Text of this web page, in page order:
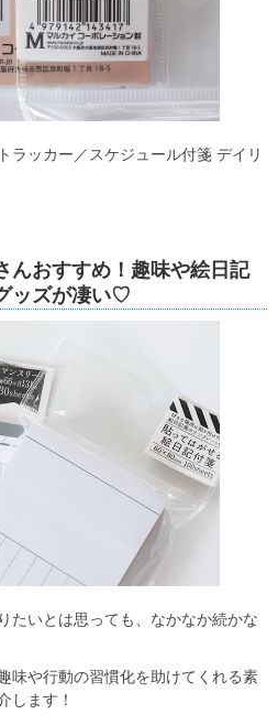
ラッカー／スケジュール付箋 デイリ
んおすすめ！趣味や絵日記
ッズが凄い♡
たいとは思っても、なかなか続かな
味や行動の習慣化を助けてくれる素
します！